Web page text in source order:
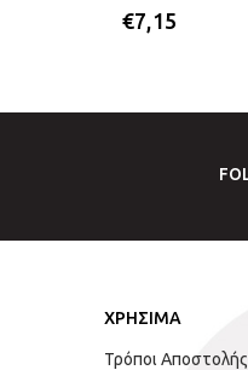
€7,15
ΧΡΗΣΙΜΑ
Τρόποι Αποστολής